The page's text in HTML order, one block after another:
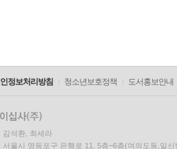
정보처리방침 청소년보호정책 도서홍보안내
김석환, 최세라
서울시 영등포구 은행로 11, 5층~6층(여의도동,일신